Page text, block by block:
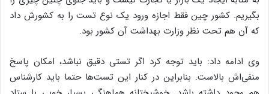
بگیریم. کشور چین فقط اجازه ورود یک نوع تست را به کشورش داد
که آن هم تحت نظر وزارت بهداشت آن کشور بود.
وی ادامه داد: باید توجه کرد اگر تستی دقیق نباشد، امکان پاسخ
منفی‌اش بالاست. بنابراین در کنار این تست‌ها حتما باید کارشناس